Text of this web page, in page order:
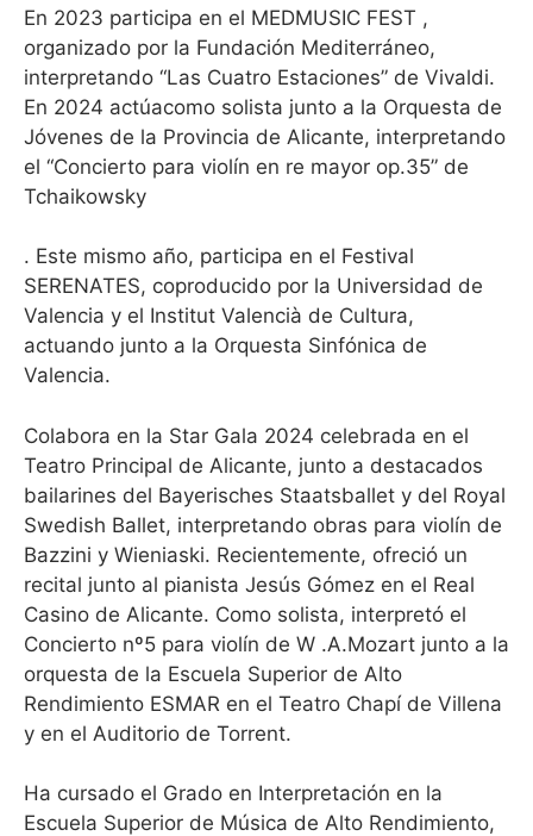
En 2023 participa en el MEDMUSIC FEST ,
organizado por la Fundación Mediterráneo,
interpretando “Las Cuatro Estaciones” de Vivaldi.
En 2024 actúacomo solista junto a la Orquesta de
Jóvenes de la Provincia de Alicante, interpretando
el “Concierto para violín en re mayor op.35” de
Tchaikowsky
. Este mismo año, participa en el Festival
SERENATES, coproducido por la Universidad de
Valencia y el Institut Valencià de Cultura,
actuando junto a la Orquesta Sinfónica de
Valencia.
Colabora en la Star Gala 2024 celebrada en el
Teatro Principal de Alicante, junto a destacados
bailarines del Bayerisches Staatsballet y del Royal
Swedish Ballet, interpretando obras para violín de
Bazzini y Wieniaski. Recientemente, ofreció un
recital junto al pianista Jesús Gómez en el Real
Casino de Alicante. Como solista, interpretó el
Concierto nº5 para violín de W .A.Mozart junto a la
orquesta de la Escuela Superior de Alto
Rendimiento ESMAR en el Teatro Chapí de Villena
y en el Auditorio de Torrent.
Ha cursado el Grado en Interpretación en la
Escuela Superior de Música de Alto Rendimiento,